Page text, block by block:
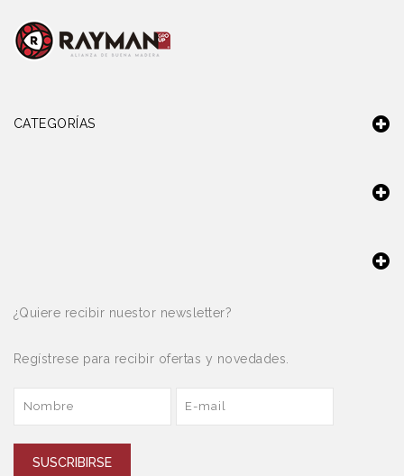
CATEGORÍAS
¿Quiere recibir nuestor newsletter?
Regístrese para recibir ofertas y novedades.
SUSCRIBIRSE